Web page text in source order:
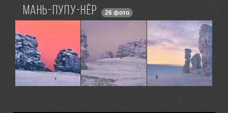
Мань-пупу-нёр 26 фото